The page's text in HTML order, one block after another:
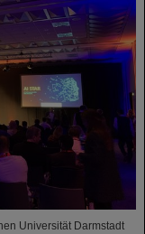
Universität Darmstadt